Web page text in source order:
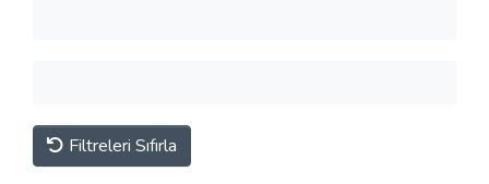
Filtreleri Sıfırla